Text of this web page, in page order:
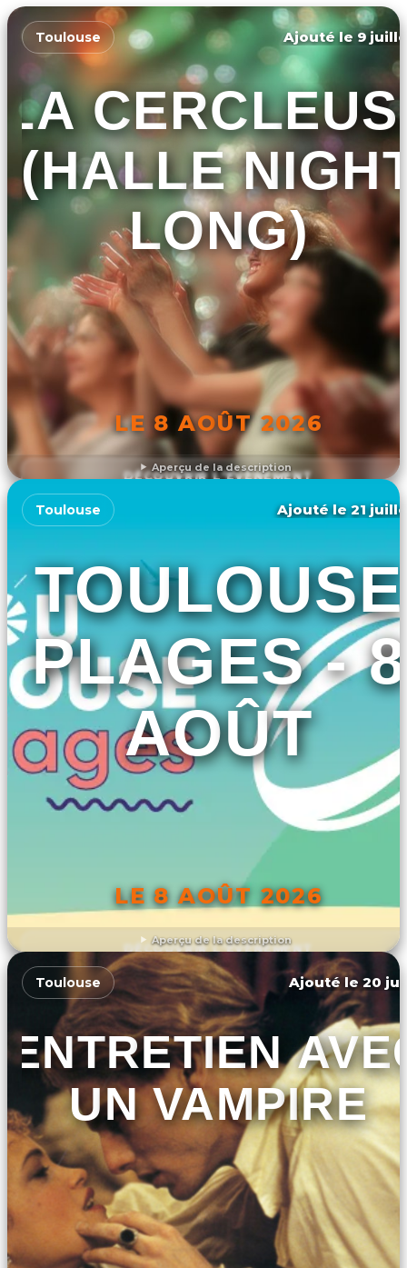
Aperçu de la description
Toulouse Ajouté le 9
LA
(HALLE
LONG)
LE 8 AOÛT 2026
DÉCOUVRIR L'ÉVÉNEMENT
Aperçu de la description
Toulouse Ajouté le 21
TOULOUSE
PLAGES - 8
AOÛT
LE 8 AOÛT 2026
DÉCOUVRIR L'ÉVÉNEMENT
Toulouse Ajouté le 20
ENTRETIEN
UN VAMPIRE